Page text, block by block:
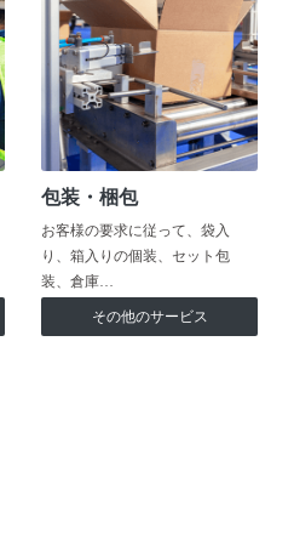
包装・梱包
お客様の要求に従って、袋入
り、箱入りの個装、セット包
装、倉庫…
その他のサービス